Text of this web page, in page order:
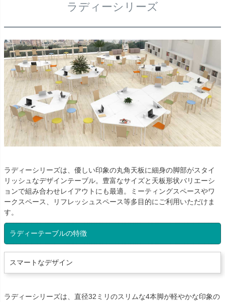
ラディーシリーズ
ラディーシリーズは、優しい印象の丸角天板に細身の脚部がスタイ
リッシュなデザインテーブル。豊富なサイズと天板形状バリエーシ
ョンで組み合わせレイアウトにも最適。ミーティングスペースやワ
ークスペース、リフレッシュスペース等多目的にご利用いただけま
す。
ラディーテーブルの特徴
スマートなデザイン
ラディーシリーズは、直径32ミリのスリムな4本脚が軽やかな印象の